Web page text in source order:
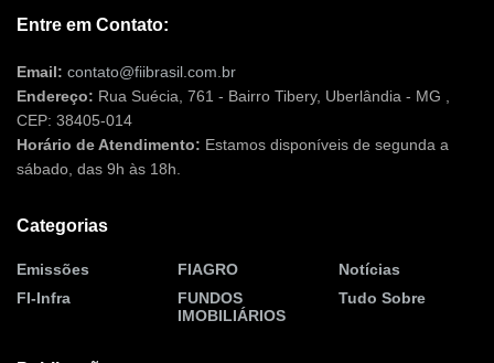
Entre em Contato:
Email: contato@fiibrasil.com.br
Endereço: Rua Suécia, 761 - Bairro Tibery, Uberlândia - MG ,
CEP: 38405-014
Horário de Atendimento: Estamos disponíveis de segunda a
sábado, das 9h às 18h.
Categorias
Emissões
FI-Infra
FIAGRO
FUNDOS
IMOBILIÁRIOS
Notícias
Tudo Sobre